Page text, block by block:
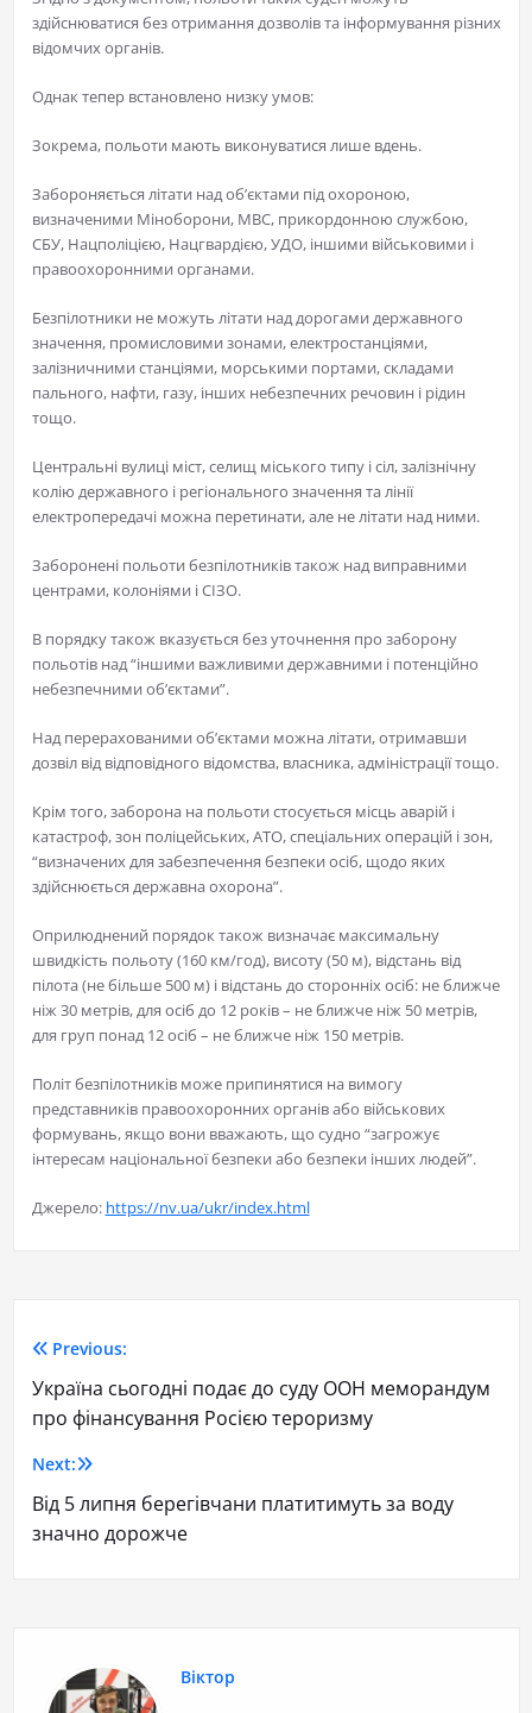
здійснюватися без отримання дозволів та інформування різних
відомчих органів.
Однак тепер встановлено низку умов:
Зокрема, польоти мають виконуватися лише вдень.
Забороняється літати над об’єктами під охороною,
визначеними Міноборони, МВС, прикордонною службою,
СБУ, Нацполіцією, Нацгвардією, УДО, іншими військовими і
правоохоронними органами.
Безпілотники не можуть літати над дорогами державного
значення, промисловими зонами, електростанціями,
залізничними станціями, морськими портами, складами
пального, нафти, газу, інших небезпечних речовин і рідин
тощо.
Центральні вулиці міст, селищ міського типу і сіл, залізнічну
колію державного і регіонального значення та лінії
електропередачі можна перетинати, але не літати над ними.
Заборонені польоти безпілотників також над виправними
центрами, колоніями і СІЗО.
В порядку також вказується без уточнення про заборону
польотів над “іншими важливими державними і потенційно
небезпечними об’єктами”.
Над перерахованими об’єктами можна літати, отримавши
дозвіл від відповідного відомства, власника, адміністрації тощо.
Крім того, заборона на польоти стосується місць аварій і
катастроф, зон поліцейських, АТО, спеціальних операцій і зон,
“визначених для забезпечення безпеки осіб, щодо яких
здійснюється державна охорона”.
Оприлюднений порядок також визначає максимальну
швидкість польоту (160 км/год), висоту (50 м), відстань від
пілота (не більше 500 м) і відстань до сторонніх осіб: не ближче
ніж 30 метрів, для осіб до 12 років – не ближче ніж 50 метрів,
для груп понад 12 осіб – не ближче ніж 150 метрів.
Політ безпілотників може припинятися на вимогу
представників правоохоронних органів або військових
формувань, якщо вони вважають, що судно “загрожує
інтересам національної безпеки або безпеки інших людей”.
Джерело: https://nv.ua/ukr/index.html
Previous:
Україна сьогодні подає до суду ООН меморандум
про фінансування Росією тероризму
Next:
Від 5 липня берегівчани платитимуть за воду
значно дорожче
Віктор